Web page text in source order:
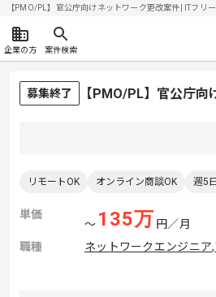
【PMO/PL】官公庁向けネットワーク更改案件| ITフ
企業の方 案件検索
募集終了 【PMO/PL】官公庁
リモートOK オンライン商談OK 週5日
単価
〜 135万 円／月
職種
ネットワークエンジニア,